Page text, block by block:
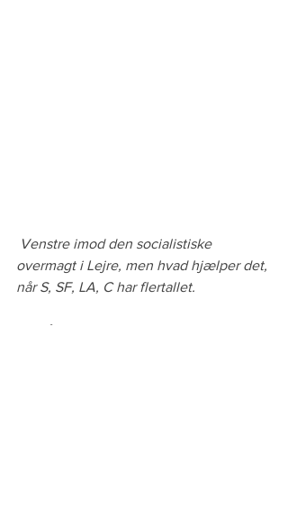
Venstre imod den socialistiske
overmagt i Lejre, men hvad hjælper det,
når S, SF, LA, C har flertallet.
Vi må og skal have SYSTEMSKIFTE hvor